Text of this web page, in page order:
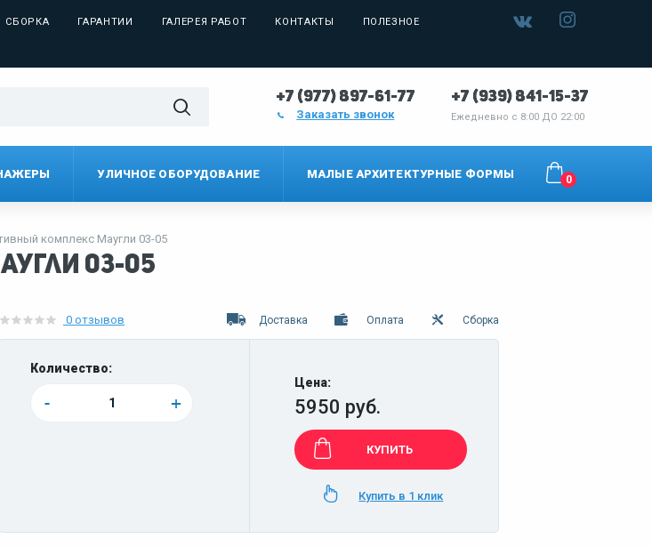
СБОРКА ГАРАНТИИ ГАЛЕРЕЯ РАБОТ КОНТАКТЫ ПОЛЕЗНОЕ
+7 (977) 897-61-77
Заказать звонок
+7 (939) 841-15-37
Ежедневно с 8:00 ДО 22:00
УЛИЧНОЕ ОБОРУДОВАНИЕ МАЛЫЕ АРХИТЕКТУРНЫЕ ФОРМЫ 0
комплекс Маугли 03-05
03-05
0 отзывов Доставка Оплата Сборка
Количество:
- +
Цена:
5950 руб.
КУПИТЬ
Купить в 1 клик